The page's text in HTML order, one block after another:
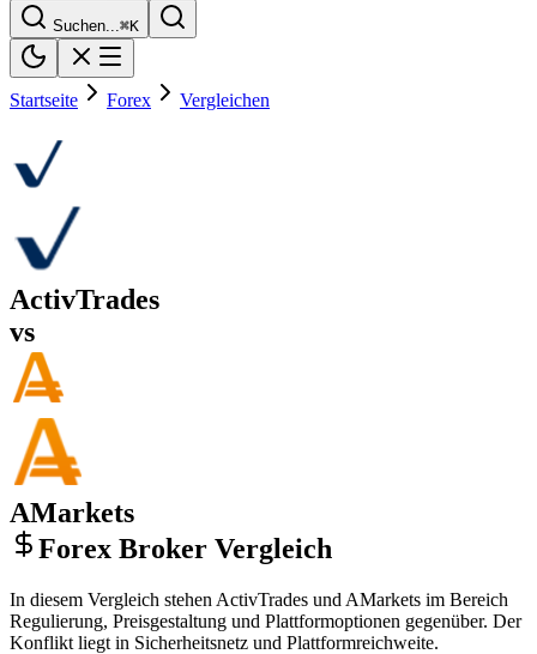
Suchen...⌘K
Startseite Forex Vergleichen
ActivTrades
vs
AMarkets
Forex Broker Vergleich
In diesem Vergleich stehen ActivTrades und AMarkets im Bereich
Regulierung, Preisgestaltung und Plattformoptionen gegenüber. Der
Konflikt liegt in Sicherheitsnetz und Plattformreichweite.